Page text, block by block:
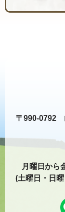
〒990-0792
月曜日から
(土曜日・日